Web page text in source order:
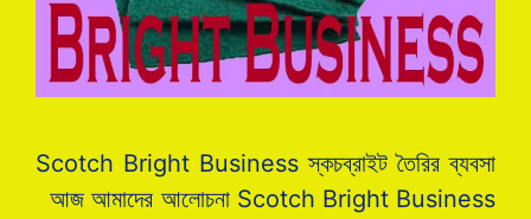
Scotch Bright Business স্কচব্রাইট তৈরির ব্যবসা
আজ আমাদের আলোচনা Scotch Bright Business